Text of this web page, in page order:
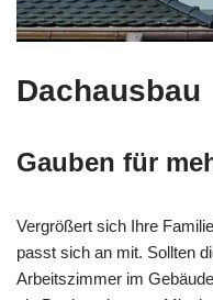
Dachausbau
Gauben für
Vergrößert sich Ihre
passt sich an mit. Sollten
Arbeitszimmer im